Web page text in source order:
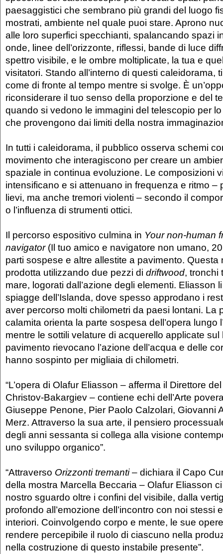
paesaggistici che sembrano più grandi del luogo
mostrati, ambiente nel quale puoi stare. Aprono
alle loro superfici specchianti, spalancando spazi
onde, linee dell’orizzonte, riflessi, bande di luce
spettro visibile, e le ombre moltiplicate, la tua e
visitatori. Stando all’interno di questi caleidorama,
come di fronte al tempo mentre si svolge. È
riconsiderare il tuo senso della proporzione e del
quando si vedono le immagini del telescopio per
che provengono dai limiti della nostra
In tutti i caleidorama, il pubblico osserva schemi
movimento che interagiscono per creare un
spaziale in continua evoluzione. Le composizioni
intensificano e si attenuano in frequenza e ritmo –
lievi, ma anche tremori violenti – secondo il
o l’influenza di strumenti ottici.
Il percorso espositivo culmina in Your non-human
navigator (Il tuo amico e navigatore non umano,
parti sospese e altre allestite a pavimento. Questa
prodotta utilizzando due pezzi di driftwood, tronchi
mare, logorati dall’azione degli elementi. Eliasson
spiagge dell’Islanda, dove spesso approdano i
aver percorso molti chilometri da paesi lontani. La
calamita orienta la parte sospesa dell’opera lungo
mentre le sottili velature di acquerello applicate
pavimento rievocano l’azione dell’acqua e delle
hanno sospinto per migliaia di chilometri.
“L’opera di Olafur Eliasson – afferma il Direttore
Christov-Bakargiev – contiene echi dell’Arte
Giuseppe Penone, Pier Paolo Calzolari, Giovanni
Merz. Attraverso la sua arte, il pensiero
degli anni sessanta si collega alla visione
uno sviluppo organico”.
“Attraverso Orizzonti tremanti– dichiara il Capo
della mostra Marcella Beccaria – Olafur Eliasson
nostro sguardo oltre i confini del visibile, dalla
profondo all’emozione dell’incontro con noi stessi
interiori. Coinvolgendo corpo e mente, le sue
rendere percepibile il ruolo di ciascuno nella
nella costruzione di questo instabile presente”.